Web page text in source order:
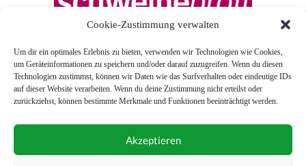
Cookie-Zustimmung verwalten
Um dir ein optimales Erlebnis zu bieten, verwenden wir Technologien wie Cookies,
um Geräteinformationen zu speichern und/oder darauf zuzugreifen. Wenn du diesen
Technologien zustimmst, können wir Daten wie das Surfverhalten oder eindeutige IDs
auf dieser Website verarbeiten. Wenn du deine Zustimmung nicht erteilst oder
zurückziehst, können bestimmte Merkmale und Funktionen beeinträchtigt werden.
Akzeptieren
© 2026 Blick ins Land
Unterstützt durch